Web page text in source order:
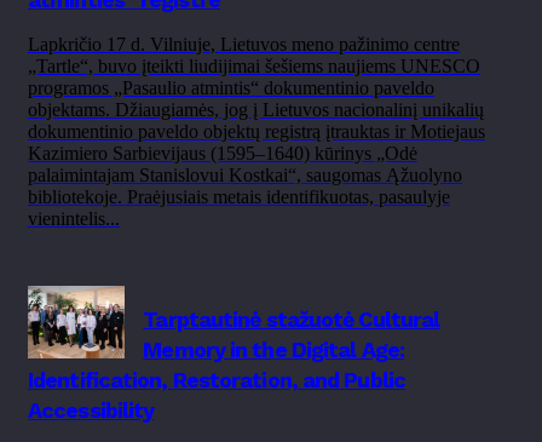
Lapkričio 17 d. Vilniuje, Lietuvos meno pažinimo centre
„Tartle“, buvo įteikti liudijimai šešiems naujiems UNESCO
programos „Pasaulio atmintis“ dokumentinio paveldo
objektams. Džiaugiamės, jog į Lietuvos nacionalinį unikalių
dokumentinio paveldo objektų registrą įtrauktas ir Motiejaus
Kazimiero Sarbievijaus (1595–1640) kūrinys „Odė
palaimintajam Stanislovui Kostkai“, saugomas Ąžuolyno
bibliotekoje. Praėjusiais metais identifikuotas, pasaulyje
vienintelis...
Tarptautinė stažuotė Cultural
Memory in the Digital Age:
Identification, Restoration, and Public
Accessibility